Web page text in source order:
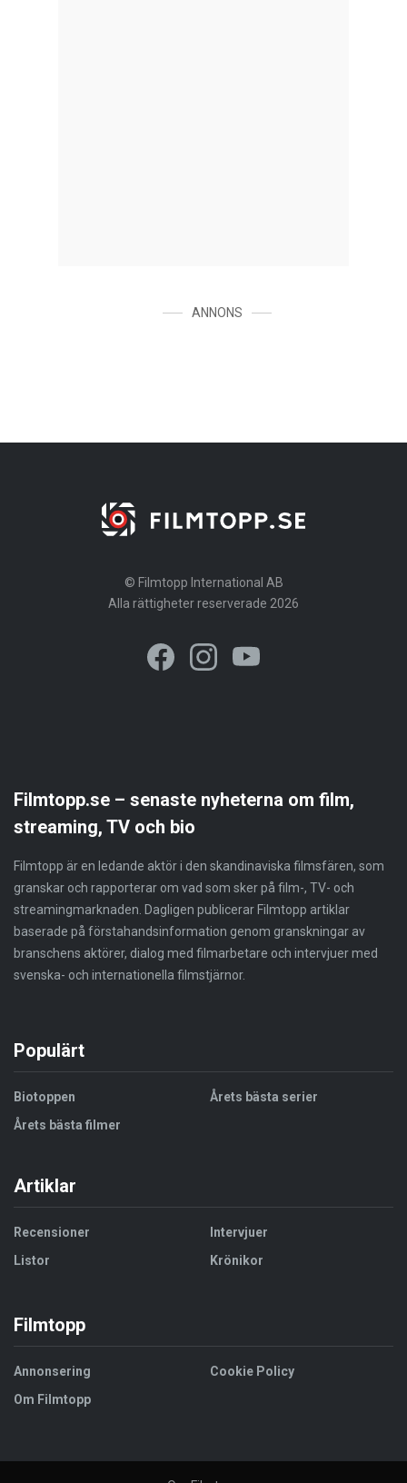
ANNONS
© Filmtopp International AB
Alla rättigheter reserverade 2026
Filmtopp.se – senaste nyheterna om film,
streaming, TV och bio
Filmtopp är en ledande aktör i den skandinaviska filmsfären, som
granskar och rapporterar om vad som sker på film-, TV- och
streamingmarknaden. Dagligen publicerar Filmtopp artiklar
baserade på förstahandsinformation genom granskningar av
branschens aktörer, dialog med filmarbetare och intervjuer med
svenska- och internationella filmstjärnor.
Populärt
Biotoppen
Årets bästa filmer
Årets bästa serier
Artiklar
Recensioner
Listor
Intervjuer
Krönikor
Filmtopp
Annonsering
Om Filmtopp
Cookie Policy